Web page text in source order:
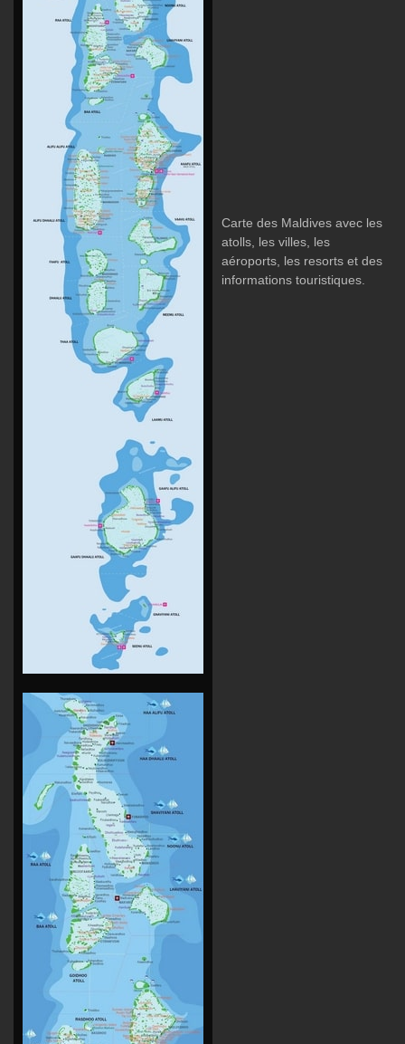
Carte des Maldives avec les
atolls, les villes, les
aéroports, les resorts et des
informations touristiques.